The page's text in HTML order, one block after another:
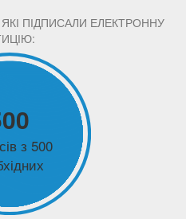
ЯКІ ПІДПИСАЛИ ЕЛЕКТРОННУ
з 500